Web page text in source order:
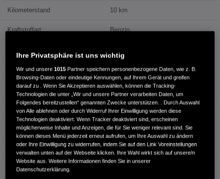
Kilometerstand 10 km
Kraftstoffart Benzin
Leistung 96 kW / 131 PS
Hubraum 1.498 cm³
Erstzulassung 03.2026
Bauart SUV
Energieverbrauch kombiniert: 5,4 l/100km
CO₂-Emissionen kombiniert:
Ihre Privatsphäre ist uns wichtig
Wir und unsere1015 Partner speichern personenbezogene Daten, wie z. B.
Browsing-Daten oder eindeutige Kennungen, auf Ihrem Gerät und greifen
darauf zu . Wenn Sie Akzeptieren auswählen, können die Tracking-
Technologien die unter „Wir und unsere Partner verarbeiten Daten, um
Folgendes bereitzustellen“ genannten Zwecke unterstützen. . Durch Auswahl
von Alle ablehnen oder durch Widerruf Ihrer Einwilligung werden diese
Technologien deaktiviert. Wenn Tracker deaktiviert sind, erscheinen
möglicherweise Inhalte und Anzeigen, die für Sie weniger relevant sind. Sie
können dieses Menü jederzeit erneut aufrufen, um Ihre Auswahl zu ändern
oder Ihre Einwilligung zu widerrufen, indem Sie auf den Link Voreinstellungen
verwalten unten auf der Webseite klicken. Ihre Wahl wirkt sich auf unsere/n
Website aus. Weitere Informationen finden Sie in unserer
Datenschutzerklärung.